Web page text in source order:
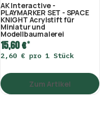
AK Interactive -
PLAYMARKER SET - SPACE
KNIGHT Acrylstift für
Miniatur und
Modellbaumalerei
15,60 €*
2,60 € pro 1 Stück
Zum Artikel